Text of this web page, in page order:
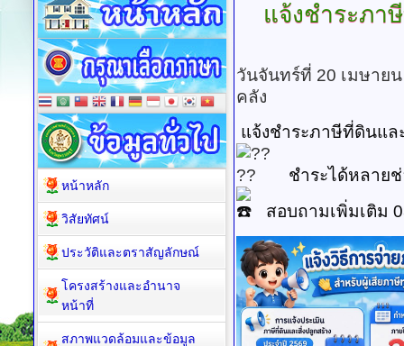
แจ้งชำระภา
วันจันทร์ที่ 20 เมษาย
คลัง
แจ้งชำระภาษีที่ดินแล
ชำระได้หลายช่
สอบถามเพิ่มเติม
หน้าหลัก
วิสัยทัศน์
ประวัติและตราสัญลักษณ์
โครงสร้างและอำนาจ
หน้าที่
สภาพแวดล้อมและข้อมูล